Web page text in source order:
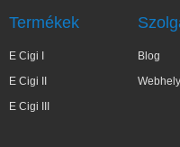
Termékek
E Cigi I
E Cigi II
E Cigi III
Blog